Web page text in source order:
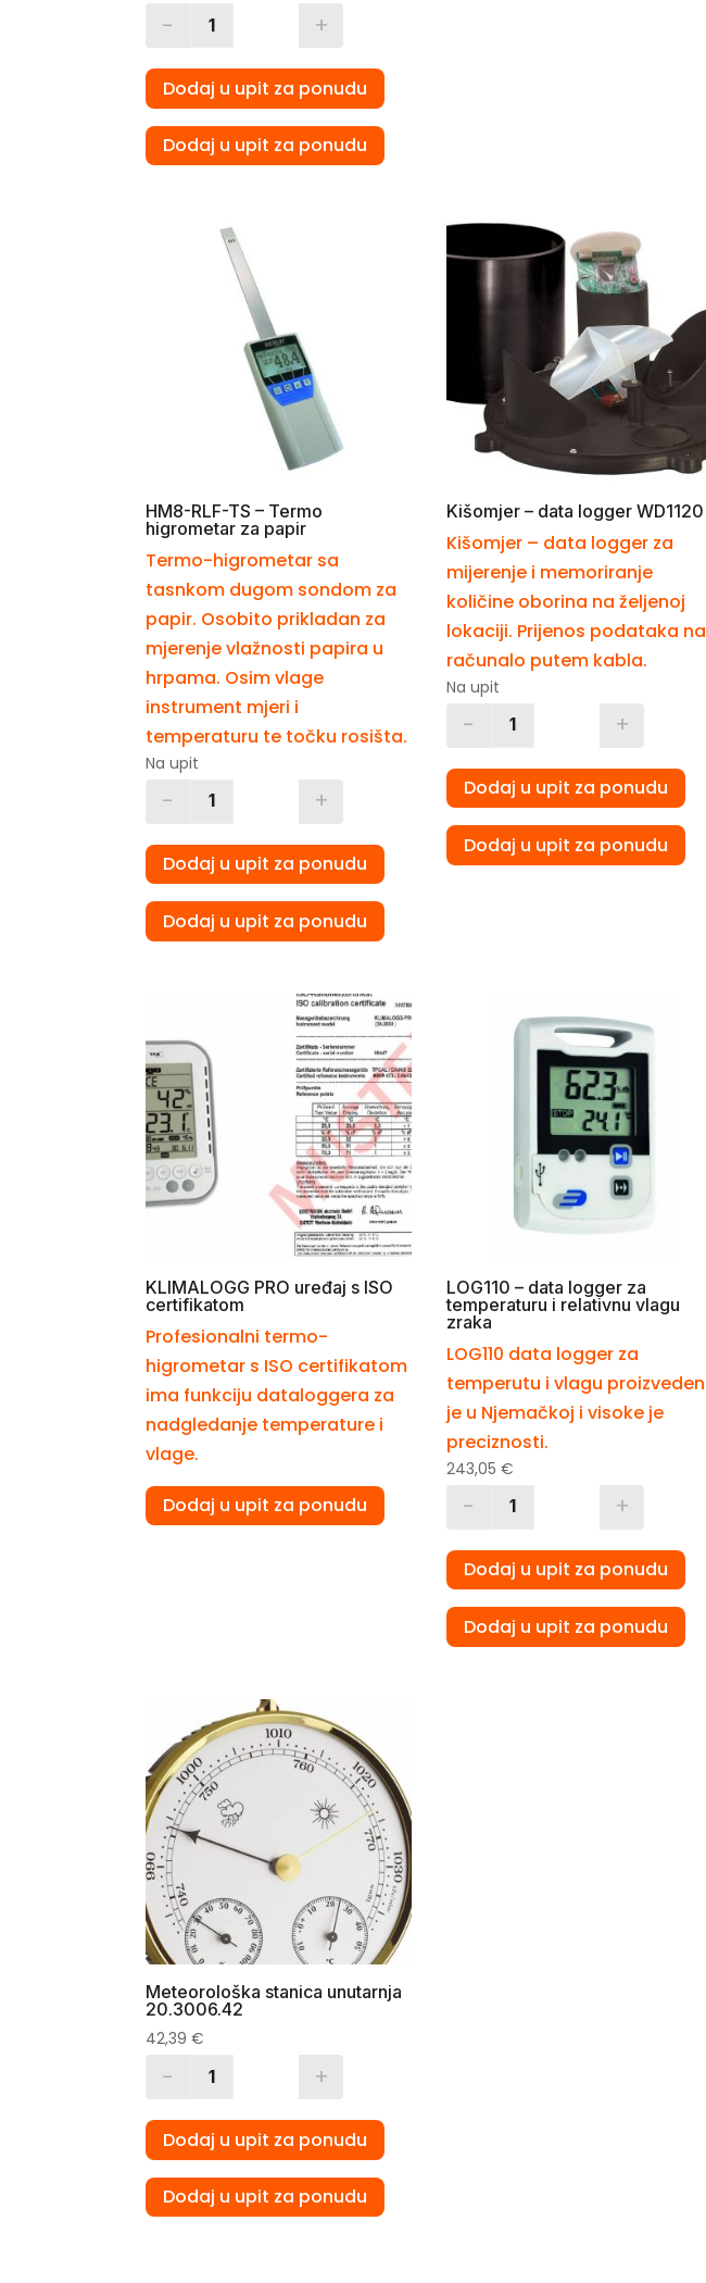
- +
Dodaj u upit za ponudu
Dodaj u upit za ponudu
HM8-RLF-TS – Termo
higrometar za papir
Termo-higrometar sa
tasnkom dugom sondom za
papir. Osobito prikladan za
mjerenje vlažnosti papira u
hrpama. Osim vlage
instrument mjeri i
temperaturu te točku rosišta.
Na upit
- +
Dodaj u upit za ponudu
Dodaj u upit za ponudu
Kišomjer – data logger WD1120
Kišomjer – data logger za
mijerenje i memoriranje
količine oborina na željenoj
lokaciji. Prijenos podataka na
računalo putem kabla.
Na upit
- +
Dodaj u upit za ponudu
Dodaj u upit za ponudu
KLIMALOGG PRO uređaj s ISO
certifikatom
Profesionalni termo-
higrometar s ISO certifikatom
ima funkciju dataloggera za
nadgledanje temperature i
vlage.
Dodaj u upit za ponudu
LOG110 – data logger za
temperaturu i relativnu vlagu
zraka
LOG110 data logger za
temperutu i vlagu proizveden
je u Njemačkoj i visoke je
preciznosti.
243,05€
- +
Dodaj u upit za ponudu
Dodaj u upit za ponudu
Meteorološka stanica unutarnja
20.3006.42
42,39€
- +
Dodaj u upit za ponudu
Dodaj u upit za ponudu